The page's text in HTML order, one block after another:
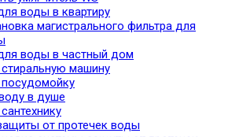
воды в квартиру
магистрального фильтра для
воды в частный дом
машину
в душе
от протечек воды